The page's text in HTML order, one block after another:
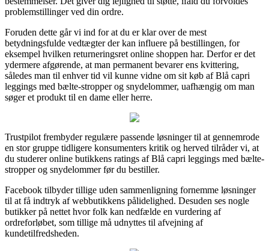
problemstillinger ved din ordre.
Foruden dette går vi ind for at du er klar over de mest
betydningsfulde vedtægter der kan influere på bestillingen, for
eksempel hvilken returneringsret online shoppen har. Derfor er det
ydermere afgørende, at man permanent bevarer ens kvittering,
således man til enhver tid vil kunne vidne om sit køb af Blå capri
leggings med bælte-stropper og snydelommer, uafhængig om man
søger et produkt til en dame eller herre.
Trustpilot frembyder regulære passende løsninger til at gennemrode
en stor gruppe tidligere konsumenters kritik og herved tilråder vi, at
du studerer online butikkens ratings af Blå capri leggings med bælte-
stropper og snydelommer før du bestiller.
Facebook tilbyder tillige uden sammenligning fornemme løsninger
til at få indtryk af webbutikkens pålidelighed. Desuden ses nogle
butikker på nettet hvor folk kan nedfælde en vurdering af
ordreforløbet, som tillige må udnyttes til afvejning af
kundetilfredsheden.